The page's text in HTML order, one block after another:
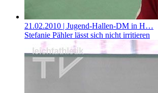
21.02.2010 | Jugend-Hallen-DM in H…
Stefanie Pähler lässt sich nicht irritieren